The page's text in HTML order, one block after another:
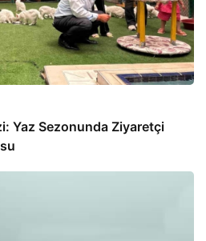
Yaz Sezonunda Ziyaretçi